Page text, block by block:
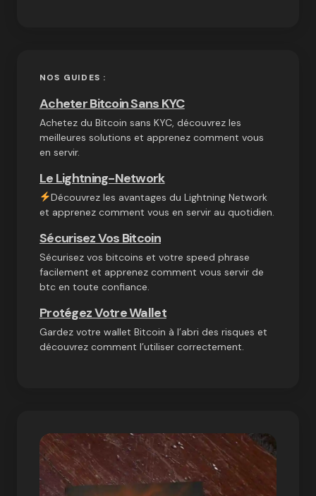
NOS GUIDES :
Acheter Bitcoin Sans KYC
Achetez du Bitcoin sans KYC, découvrez les
meilleures solutions et apprenez comment vous
en servir.
Le Lightning-Network
Découvrez les avantages du Lightning Network
et apprenez comment vous en servir au quotidien.
Sécurisez Vos Bitcoin
Sécurisez vos bitcoins et votre speed phrase
facilement et apprenez comment vous servir de
btc en toute confiance.
Protégez Votre Wallet
Gardez votre wallet Bitcoin à l’abri des risques et
découvrez comment l’utiliser correctement.